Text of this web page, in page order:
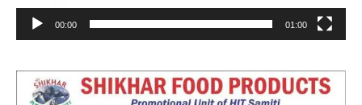
00:00 01:00